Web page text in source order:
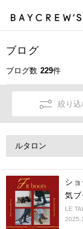
ブログ
ブログ数 229件
絞り込
ルタロン
シ
気ブ
LE